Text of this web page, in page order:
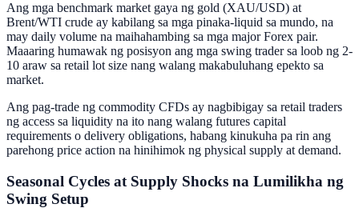
Ang mga benchmark market gaya ng gold (XAU/USD) at
Brent/WTI crude ay kabilang sa mga pinaka-liquid sa mundo, na
may daily volume na maihahambing sa mga major Forex pair.
Maaaring humawak ng posisyon ang mga swing trader sa loob ng 2-
10 araw sa retail lot size nang walang makabuluhang epekto sa
market.
Ang pag-trade ng commodity CFDs ay nagbibigay sa retail traders
ng access sa liquidity na ito nang walang futures capital
requirements o delivery obligations, habang kinukuha pa rin ang
parehong price action na hinihimok ng physical supply at demand.
Seasonal Cycles at Supply Shocks na Lumilikha ng
Swing Setup